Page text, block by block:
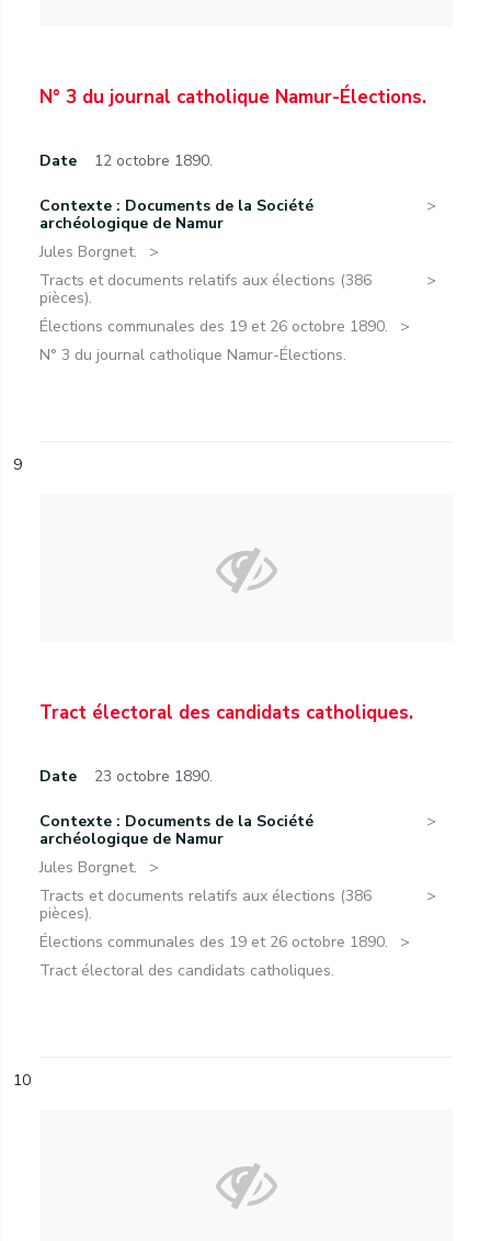
N° 3 du journal catholique Namur-Élections.
Date 12 octobre 1890.
Contexte : Documents de la Société
archéologique de Namur
Jules Borgnet.
Tracts et documents relatifs aux élections (386
pièces).
Élections communales des 19 et 26 octobre 1890.
N° 3 du journal catholique Namur-Élections.
9
Tract électoral des candidats catholiques.
Date 23 octobre 1890.
Contexte : Documents de la Société
archéologique de Namur
Jules Borgnet.
Tracts et documents relatifs aux élections (386
pièces).
Élections communales des 19 et 26 octobre 1890.
Tract électoral des candidats catholiques.
10